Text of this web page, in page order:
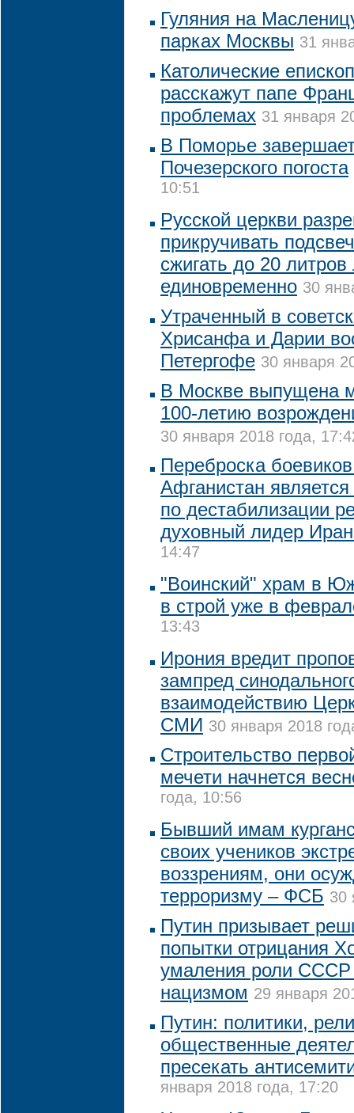
Гуляния на
парках Москвы 31
Католические
расскажут папе
проблемах 31 января
В Поморье
Почезерского погоста
10:51
Русской церкви
прикручивать
сжигать до 20
единовременно 30
Утраченный в
Хрисанфа и Дарии
Петергофе 30 января
В Москве выпущена
100-летию
30 января 2018 года,
Переброска
Афганистан
по дестабилизации
духовный лидер
14:47
"Воинский" храм в
в строй уже в
13:43
Ирония вредит
зампред
взаимодействию
СМИ 30 января 2018
Строительство
мечети начнется
года, 10:56
Бывший имам
своих учеников
воззрениям, они
терроризму – ФСБ 30
Путин призывает
попытки отрицания
умаления роли СССР
нацизмом 29 января
Путин: политики,
общественные
пресекать
января 2018 года, 17:20